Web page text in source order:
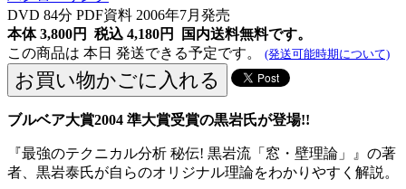
DVD 84分 PDF資料 2006年7月発売
本体 3,800円 税込 4,180円
国内送料無料です。
この商品は 本日 発送できる予定です。 (発送可能時期について)
ブルベア大賞2004 準大賞受賞の黒岩氏が登場!!
『最強のテクニカル分析 秘伝! 黒岩流「窓・壁理論」』の著
者、黒岩泰氏が自らのオリジナル理論をわかりやすく解説。